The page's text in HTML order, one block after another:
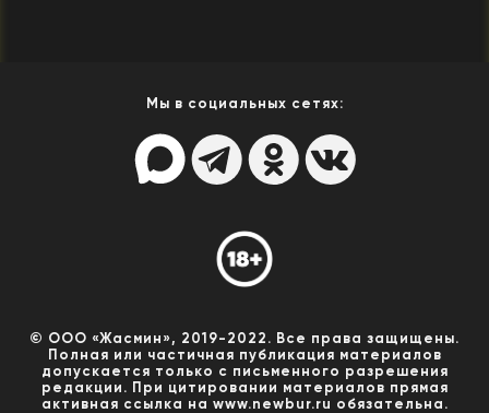
Мы в социальных сетях:
© ООО «Жасмин», 2019-2022. Все права защищены.
Полная или частичная публикация материалов
допускается только с письменного разрешения
редакции. При цитировании материалов прямая
активная ссылка на www.newbur.ru обязательна.